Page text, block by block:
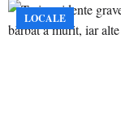
LOCALE